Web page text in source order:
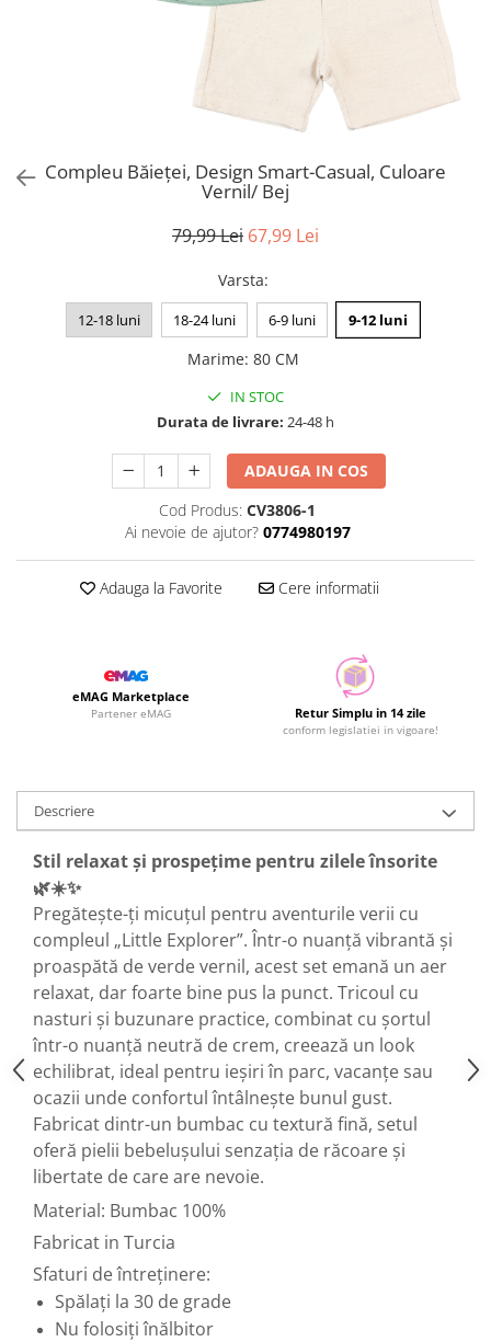
Compleu Băieței, Design Smart-Casual, Culoare
Vernil/ Bej
79,99 Lei 67,99 Lei
Varsta:
12-18 luni 18-24 luni 6-9 luni 9-12 luni
Marime: 80 CM
IN STOC
Durata de livrare: 24-48 h
ADAUGA IN COS
Cod Produs: CV3806-1
Ai nevoie de ajutor? 0774980197
Adauga la Favorite Cere informatii
eMAG Marketplace
Partener eMAG Retur Simplu in 14 zile
conform legislatiei in vigoare!
Descriere
Stil relaxat și prospețime pentru zilele însorite
🌿☀️✨
Pregătește-ți micuțul pentru aventurile verii cu
compleul „Little Explorer”. Într-o nuanță vibrantă și
proaspătă de verde vernil, acest set emană un aer
relaxat, dar foarte bine pus la punct. Tricoul cu
nasturi și buzunare practice, combinat cu șortul
într-o nuanță neutră de crem, creează un look
echilibrat, ideal pentru ieșiri în parc, vacanțe sau
ocazii unde confortul întâlnește bunul gust.
Fabricat dintr-un bumbac cu textură fină, setul
oferă pielii bebelușului senzația de răcoare și
libertate de care are nevoie.
Material: Bumbac 100%
Fabricat in Turcia
Sfaturi de întreținere:
Spălați la 30 de grade
Nu folosiți înălbitor